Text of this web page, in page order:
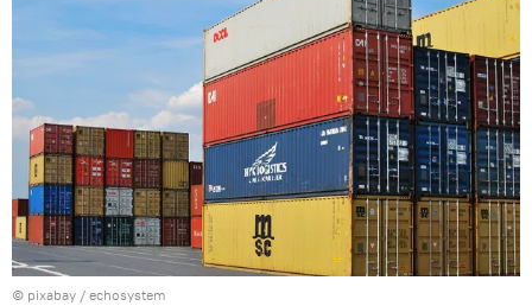
© pixabay / echosystem